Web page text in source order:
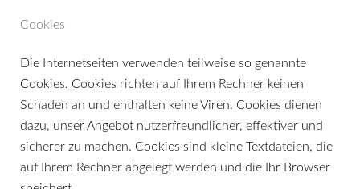
Cookies
Die Internetseiten verwenden teilweise so genannte
Cookies. Cookies richten auf Ihrem Rechner keinen
Schaden an und enthalten keine Viren. Cookies dienen
dazu, unser Angebot nutzerfreundlicher, effektiver und
sicherer zu machen. Cookies sind kleine Textdateien, die
auf Ihrem Rechner abgelegt werden und die Ihr Browser